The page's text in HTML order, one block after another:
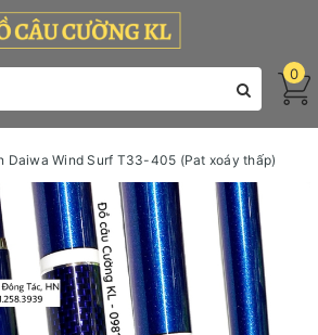
0
Daiwa Wind Surf T33-405 (Pat xoáy thấp)